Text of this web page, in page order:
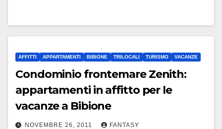
AFFITTI APPARTAMENTI BIBIONE TRILOCALI TURISMO VACANZE
Condominio frontemare Zenith:
appartamenti in affitto per le
vacanze a Bibione
NOVEMBRE 26, 2011 FANTASY